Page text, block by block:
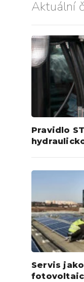
Aktuální
Pravidlo
Servis